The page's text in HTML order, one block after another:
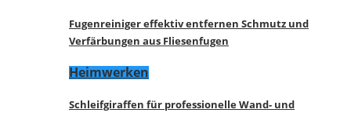
Fugenreiniger effektiv entfernen Schmutz und
Verfärbungen aus Fliesenfugen
Heimwerken
Schleifgiraffen für professionelle Wand- und